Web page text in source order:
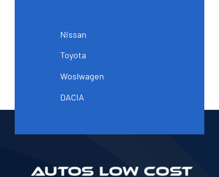
Nissan
Toyota
Woslwagen
DACIA